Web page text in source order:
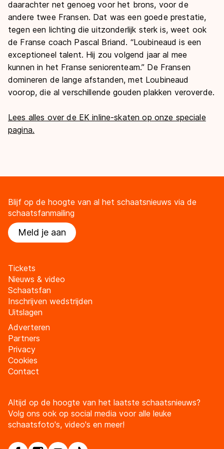
daarachter net genoeg voor het brons, voor de
andere twee Fransen. Dat was een goede prestatie,
tegen een lichting die uitzonderlijk sterk is, weet ook
de Franse coach Pascal Briand. “Loubineaud is een
exceptioneel talent. Hij zou volgend jaar al mee
kunnen in het Franse seniorenteam.” De Fransen
domineren de lange afstanden, met Loubineaud
voorop, die al verschillende gouden plakken veroverde.
Lees alles over de EK inline-skaten op onze speciale
pagina.
Blijf op de hoogte van al het schaatsnieuws via de
schaatsfanmailing
Meld je aan
Tickets
Nieuws & video
Schaatsfan
Inschrijven wedstrijden
Uitslagen
Adverteren
Partners
Privacy
Cookies
Contact
Altijd op de hoogte van het laatste schaatsnieuws?
Volg ons ook op social media voor alle leuke
schaatsfoto's, video's en meer!